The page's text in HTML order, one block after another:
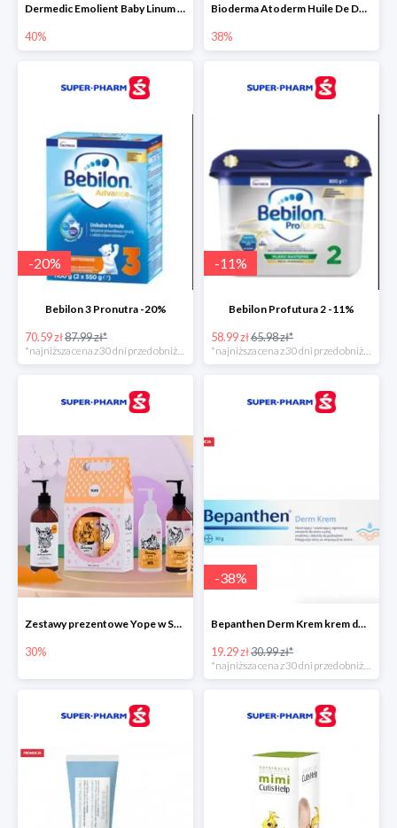
Dermedic Emolient Baby Linum 225 g
40%
Bioderma Atoderm Huile De Douche - nawilżający olejek do kąpieli i pod prysznic
38%
-20%
Bebilon 3 Pronutra -20%
70.59 zł87.99 zł*
*najniższa cena z 30 dni przed obniżką
-11%
Bebilon Profutura 2 -11%
58.99 zł65.98 zł*
*najniższa cena z 30 dni przed obniżką
Zestawy prezentowe Yope w Super-Pharm do -30%
30%
-38%
Bepanthen Derm Krem krem do ciała
19.29 zł30.99 zł*